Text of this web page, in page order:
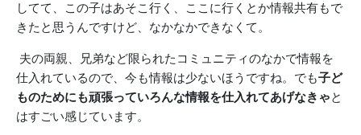
してて、この子はあそこ行く、ここに行くとか情報共有もで
きたと思うんですけど、なかなかできなくて。
夫の両親、兄弟など限られたコミュニティのなかで情報を
仕入れているので、今も情報は少ないほうですね。でも子ど
ものためにも頑張っていろんな情報を仕入れてあげなきゃと
はすごい感じています。